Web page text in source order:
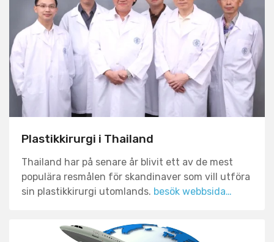
Plastikkirurgi i Thailand
Thailand har på senare år blivit ett av de mest
populära resmålen för skandinaver som vill utföra
sin plastikkirurgi utomlands. besök webbsida…